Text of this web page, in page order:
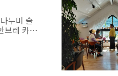
누며 술
브레 카페
고 아담
는 대목